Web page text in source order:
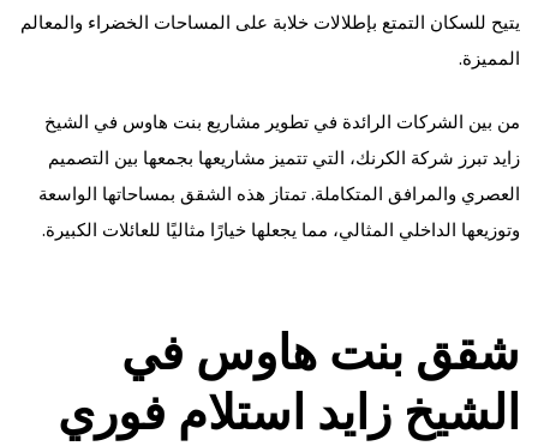
يتيح للسكان التمتع بإطلالات خلابة على المساحات الخضراء والمعالم
المميزة.
من بين الشركات الرائدة في تطوير مشاريع بنت هاوس في الشيخ
زايد تبرز شركة الكرنك، التي تتميز مشاريعها بجمعها بين التصميم
العصري والمرافق المتكاملة. تمتاز هذه الشقق بمساحاتها الواسعة
وتوزيعها الداخلي المثالي، مما يجعلها خيارًا مثاليًا للعائلات الكبيرة.
شقق بنت هاوس في
الشيخ زايد استلام فوري